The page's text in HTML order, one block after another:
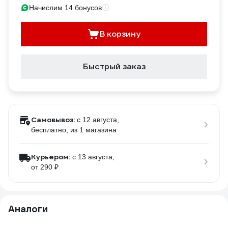
Начислим 14 бонусов
В корзину
Быстрый заказ
Самовывоз: c 12 августа,
бесплатно , из 1 магазина
Курьером: c 13 августа,
от 290 ₽
Аналоги